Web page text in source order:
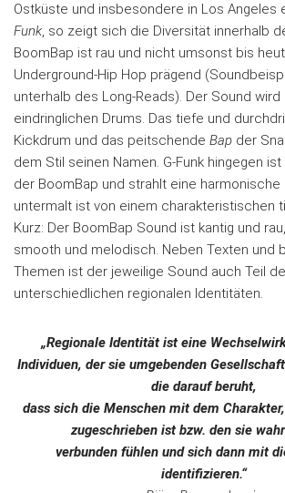
Ostküste und insbesondere in Los Angeles
Funk, so zeigt sich die Diversität innerhalb
BoomBap ist rau und nicht umsonst bis
Underground-Hip Hop prägend
unterhalb des Long-Reads). Der Sound
eindringlichen Drums. Das tiefe und
Kickdrum und das peitschende Bap der
dem Stil seinen Namen. G-Funk hingegen
der BoomBap und strahlt eine harmonische
untermalt ist von einem charakteristischen
Kurz: Der BoomBap Sound ist kantig und
smooth und melodisch. Neben Texten und
Themen ist der jeweilige Sound auch Teil
unterschiedlichen regionalen Identitäten.
„Regionale Identität ist eine
Individuen, der sie umgebenden
die darauf beruht,
dass sich die Menschen mit dem Charakter,
zugeschrieben ist bzw. den sie
verbunden fühlen und sich dann mit
identifizieren.“